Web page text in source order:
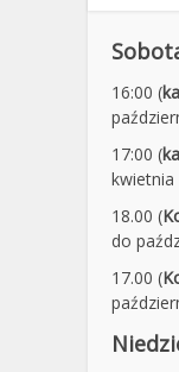
16:00 (
17:00 (
kwietnia
18.00 (
do
17.00 (